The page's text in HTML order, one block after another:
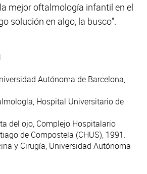
mejor oftalmología infantil en el
solución en algo, la busco".
Autónoma de Barcelona,
Hospital Universitario de
del ojo, Complejo Hospitalario
de Compostela (CHUS), 1991.
y Cirugía, Universidad Autónoma